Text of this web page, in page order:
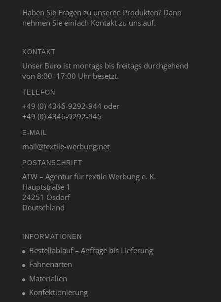
Haben Sie Fragen zu unseren Produkten? Dann
nehmen Sie einfach Kontakt zu uns auf.
KONTAKT
Unser Büro ist montags bis freitags durchgehend
von 8:00–17:00 Uhr besetzt.
TELEFON
+49 (0) 4346-9292-944 oder
+49 (0) 4346-9292-945
E-MAIL
mail@textile-werbung.net
POSTANSCHRIFT
ATW – Agentur für textile Werbung e. K.
Hauptstraße 1
24251 Osdorf
Deutschland
INFORMATIONEN
Bestellablauf – Anfrage bis Lieferung
Fahnenarten
Materialien
Konfektionierung